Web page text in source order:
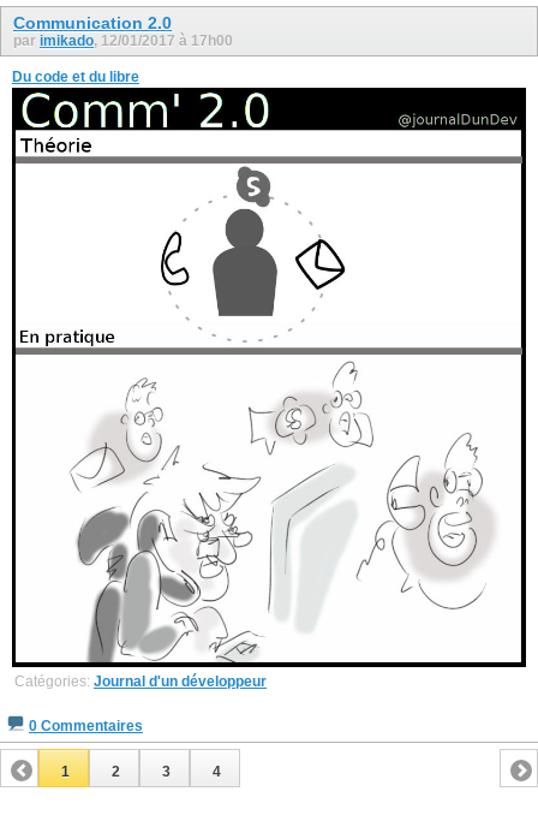
Communication 2.0
par imikado, 12/01/2017 à 17h00
Du code et du libre
Catégories: Journal d'un développeur
0 Commentaires
1 2 3 4